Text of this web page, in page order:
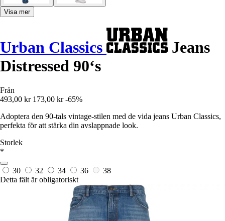
Visa mer
Urban Classics
Jeans
Distressed 90‘s
Från
493,00 kr 173,00 kr -65%
Adoptera den 90-tals vintage-stilen med de vida jeans Urban Classics,
perfekta för att stärka din avslappnade look.
Storlek
*
30 32 34 36
38
Detta fält är obligatoriskt